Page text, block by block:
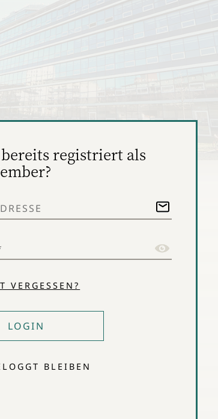
(Foto: Stepstone)
registriert als
VERGESSEN?
LOGIN
BLEIBEN